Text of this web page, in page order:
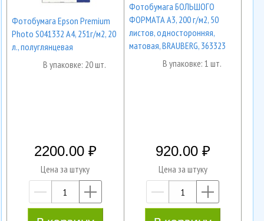
Фотобумага Epson Premium
Photo S041332 А4, 251г/м2, 20
л., полуглянцевая
В упаковке: 20 шт.
2200.00
Цена за штуку
—
Фотобумага БОЛЬШОГО
ФОРМАТА A3, 200 г/м2, 50
листов, односторонняя,
матовая, BRAUBERG, 363323
В упаковке: 1 шт.
920.00
Цена за штуку
—